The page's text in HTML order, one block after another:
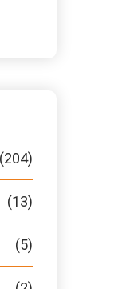
(204)
(13)
(5)